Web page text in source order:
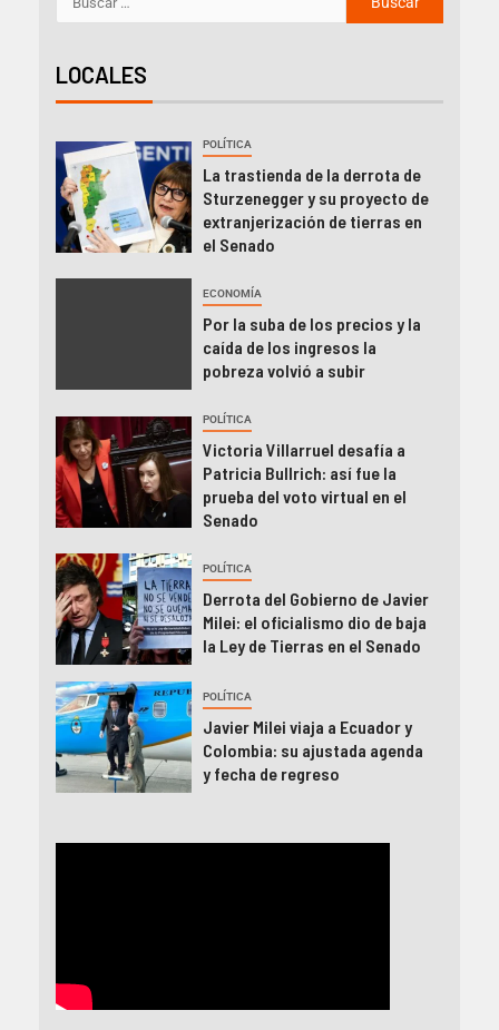
LOCALES
POLÍTICA
La trastienda de la derrota de
Sturzenegger y su proyecto de
extranjerización de tierras en
el Senado
ECONOMÍA
Por la suba de los precios y la
caída de los ingresos la
pobreza volvió a subir
POLÍTICA
Victoria Villarruel desafía a
Patricia Bullrich: así fue la
prueba del voto virtual en el
Senado
POLÍTICA
Derrota del Gobierno de Javier
Milei: el oficialismo dio de baja
la Ley de Tierras en el Senado
POLÍTICA
Javier Milei viaja a Ecuador y
Colombia: su ajustada agenda
y fecha de regreso